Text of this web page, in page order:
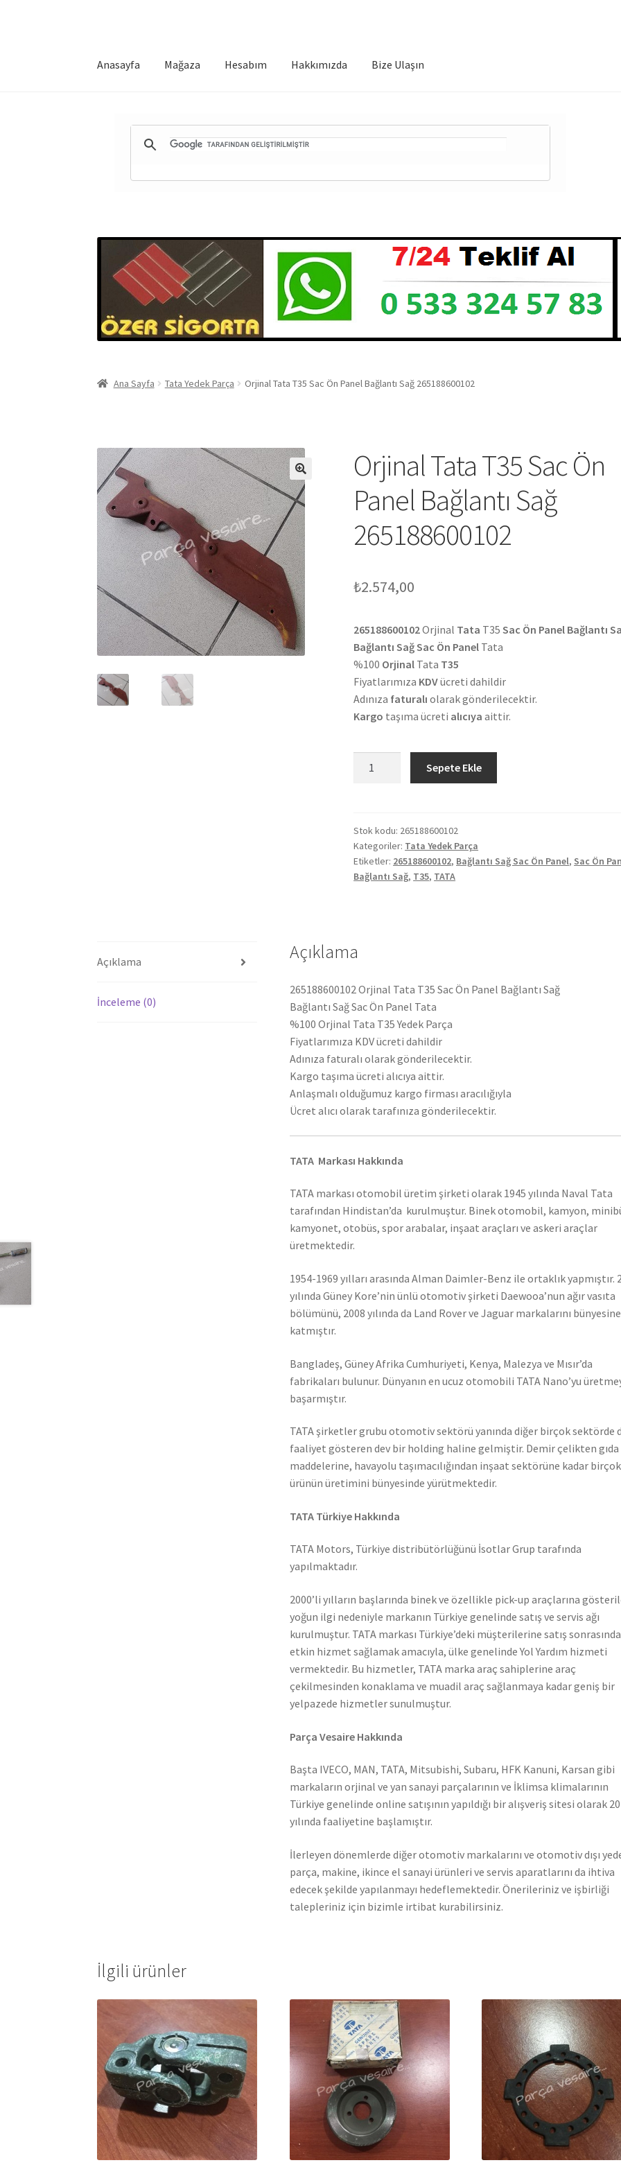
Anasayfa Mağaza Hesabım Hakkımızda Bize Ulaşın
Ana Sayfa Tata Yedek Parça Orjinal Tata T35 Sac Ön Panel Bağlantı Sağ 265188600102
Orjinal Tata T35 Sac Ön
Panel Bağlantı Sağ
265188600102
₺2.574,00
265188600102Orjinal Tata T35Sac Ön Panel Bağlantı
Bağlantı Sağ Sac Ön Panel Tata
%100 Orjinal Tata T35
Fiyatlarımıza KDVücreti dahildir
Adınıza faturalı olarak gönderilecektir.
Kargo taşıma ücreti alıcıya aittir.
Ön
Panel
Bağlantı
Sağ
Sepete Ekle
Stok kodu: 265188600102
Kategoriler: Tata Yedek Parça
Etiketler: 265188600102, Bağlantı Sağ Sac Ön Panel, Sac Ön
Bağlantı Sağ, T35, TATA
Açıklama
İnceleme (0)
Açıklama
265188600102 Orjinal Tata T35 Sac Ön Panel Bağlantı Sağ
Bağlantı Sağ Sac Ön Panel Tata
%100 Orjinal Tata T35 Yedek Parça
Fiyatlarımıza KDV ücreti dahildir
Adınıza faturalı olarak gönderilecektir.
Kargo taşıma ücreti alıcıya aittir.
Anlaşmalı olduğumuz kargo firması aracılığıyla
Ücret alıcı olarak tarafınıza gönderilecektir.
TATA Markası Hakkında
TATA markası otomobil üretim şirketi olarak 1945 yılında Naval Tata
tarafından Hindistan’da kurulmuştur. Binek otomobil, kamyon,
kamyonet, otobüs, spor arabalar, inşaat araçları ve askeri araçlar
üretmektedir.
1954-1969 yılları arasında Alman Daimler-Benz ile ortaklık yapmıştır.
yılında Güney Kore’nin ünlü otomotiv şirketi Daewooa’nun ağır vasıta
bölümünü, 2008 yılında da Land Rover ve Jaguar markalarını bünyesine
katmıştır.
Bangladeş, Güney Afrika Cumhuriyeti, Kenya, Malezya ve Mısır’da
fabrikaları bulunur. Dünyanın en ucuz otomobili TATA Nano’yu
başarmıştır.
TATA şirketler grubu otomotiv sektörü yanında diğer birçok sektörde
faaliyet gösteren dev bir holding haline gelmiştir. Demir çelikten gıda
maddelerine, havayolu taşımacılığından inşaat sektörüne kadar birçok
ürünün üretimini bünyesinde yürütmektedir.
TATA Türkiye Hakkında
TATA Motors, Türkiye distribütörlüğünü İsotlar Grup tarafında
yapılmaktadır.
2000’li yılların başlarında binek ve özellikle pick-up araçlarına
yoğun ilgi nedeniyle markanın Türkiye genelinde satış ve servis ağı
kurulmuştur. TATA markası Türkiye’deki müşterilerine satış
etkin hizmet sağlamak amacıyla, ülke genelinde Yol Yardım hizmeti
vermektedir. Bu hizmetler, TATA marka araç sahiplerine araç
çekilmesinden konaklama ve muadil araç sağlanmaya kadar geniş bir
yelpazede hizmetler sunulmuştur.
Parça Vesaire Hakkında
Başta IVECO, MAN, TATA, Mitsubishi, Subaru, HFK Kanuni, Karsan gibi
markaların orjinal ve yan sanayi parçalarının ve İklimsa klimalarının
Türkiye genelinde online satışının yapıldığı bir alışveriş sitesi olarak
yılında faaliyetine başlamıştır.
İlerleyen dönemlerde diğer otomotiv markalarını ve otomotiv dışı
parça, makine, ikince el sanayi ürünleri ve servis aparatlarını da ihtiva
edecek şekilde yapılanmayı hedeflemektedir. Önerileriniz ve işbirliği
talepleriniz için bizimle irtibat kurabilirsiniz.
İlgili ürünler